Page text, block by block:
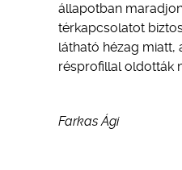
állapotban
térkapcsolatot
látható hézag
résprofillal oldották
Farkas Ági